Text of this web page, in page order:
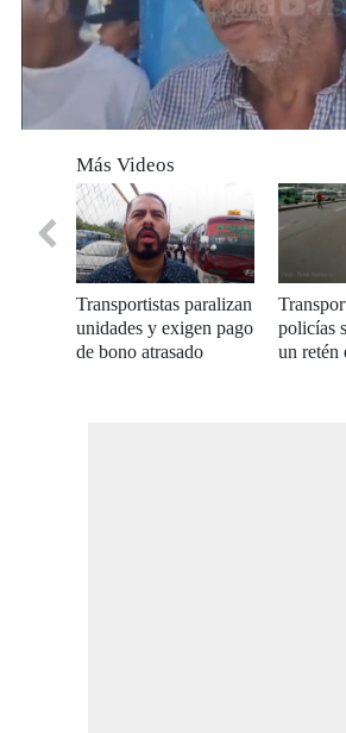
seconds
seconds
Más Videos
Transportistas paralizan
unidades y exigen pago
de bono atrasado
policías
un retén